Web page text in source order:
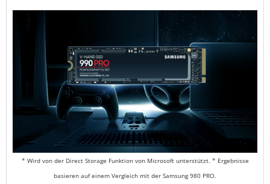
* Wird von der Direct Storage Funktion von Microsoft unterstützt. * Ergebnisse
basieren auf einem Vergleich mit der Samsung 980 PRO.